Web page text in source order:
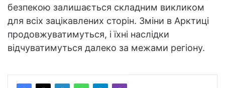
безпекою залишається складним викликом
для всіх зацікавлених сторін. Зміни в Арктиці
продовжуватимуться, і їхні наслідки
відчуватимуться далеко за межами регіону.